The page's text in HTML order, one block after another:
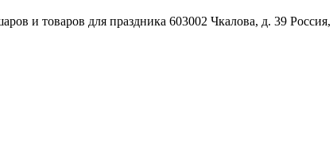
и товаров для праздника 603002 Чкалова, д. 39 Россия,